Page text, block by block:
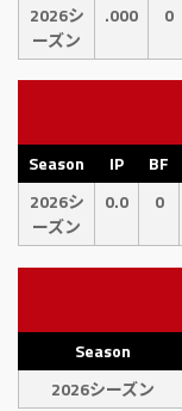
2026シ
ーズン
.000 0
Season IP BF
2026シ
ーズン
0.0 0
Season
2026シーズン